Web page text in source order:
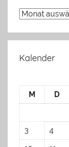
Archiv
Kalender
M
D
3
4